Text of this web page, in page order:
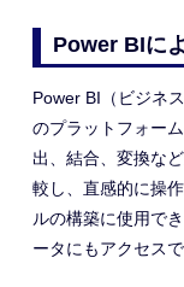
Power BIに
Power BI（ビジネ
のプラットフォー
出、結合、変換な
較し、直感的に操作
ルの構築に使用で
ータにもアクセスで